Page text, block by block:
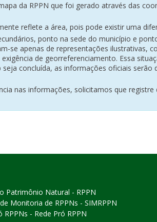
da RPPN que foi gerado através das
reflete a área, pois pode existir uma
ponto na sede do município e
se apenas de representações ilustrativas,
de georreferenciamento. Essa
concluída, as informações oficiais serão
nas informações, solicitamos que
Patrimônio Natural - RPPN
Monitoria de RPPNs - SIMRPPN
- Rede Pró RPPN